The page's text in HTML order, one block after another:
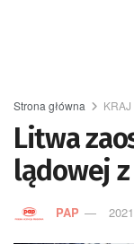
Strona główna KRAJ
Litwa
lądowej
PAP